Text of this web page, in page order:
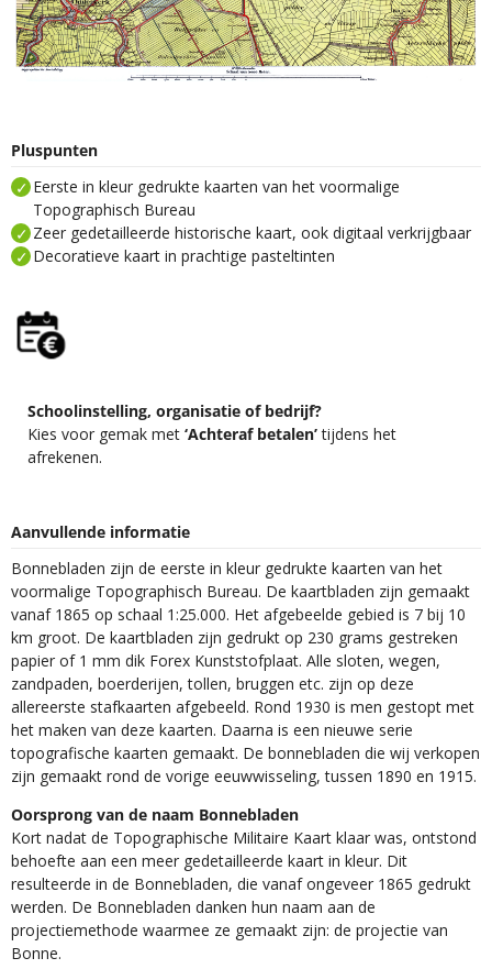
Pluspunten
Eerste in kleur gedrukte kaarten van het voormalige
Topographisch Bureau
Zeer gedetailleerde historische kaart, ook digitaal verkrijgbaar
Decoratieve kaart in prachtige pasteltinten
Schoolinstelling, organisatie of bedrijf?
Kies voor gemak met ‘Achteraf betalen’tijdens het
afrekenen.
Aanvullende informatie
Bonnebladen zijn de eerste in kleur gedrukte kaarten van het
voormalige Topographisch Bureau. De kaartbladen zijn gemaakt
vanaf 1865 op schaal 1:25.000. Het afgebeelde gebied is 7 bij 10
km groot. De kaartbladen zijn gedrukt op 230 grams gestreken
papier of 1 mm dik Forex Kunststofplaat. Alle sloten, wegen,
zandpaden, boerderijen, tollen, bruggen etc. zijn op deze
allereerste stafkaarten afgebeeld. Rond 1930 is men gestopt met
het maken van deze kaarten. Daarna is een nieuwe serie
topografische kaarten gemaakt. De bonnebladen die wij verkopen
zijn gemaakt rond de vorige eeuwwisseling, tussen 1890 en 1915.
Oorsprong van de naam Bonnebladen
Kort nadat de Topographische Militaire Kaart klaar was, ontstond
behoefte aan een meer gedetailleerde kaart in kleur. Dit
resulteerde in de Bonnebladen, die vanaf ongeveer 1865 gedrukt
werden. De Bonnebladen danken hun naam aan de
projectiemethode waarmee ze gemaakt zijn: de projectie van
Bonne.